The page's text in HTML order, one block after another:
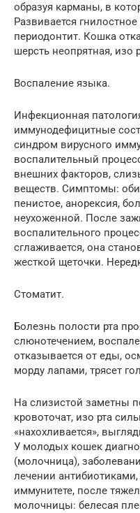
образуя карманы, в
Развивается
периодонтит. Кошка
шерсть неопрятная, изо
Воспаление языка.
Инфекционная
иммунодефицитные
синдром вирусного
воспалительный
внешних факторов,
веществ. Симптомы:
пенистое, анорексия,
неухоженной. После
воспалительного
сглаживается, она
жесткой щеточки.
Стоматит.
Болезнь полости рта
слюнотечением,
отказывается от еды,
морду лапами, трясет
На слизистой заметны
кровоточат, изо рта
«нахохливается»,
У молодых кошек
(молочница),
лечении
иммунитете, после
молочницы: белесая